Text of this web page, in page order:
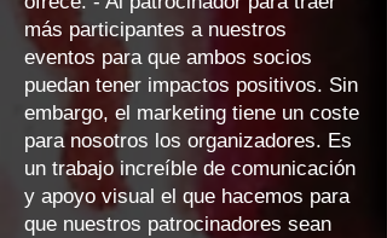
más participantes a nuestros
eventos para que ambos socios
puedan tener impactos positivos. Sin
embargo, el marketing tiene un coste
para nosotros los organizadores. Es
un trabajo increíble de comunicación
y apoyo visual el que hacemos para
que nuestros patrocinadores sean